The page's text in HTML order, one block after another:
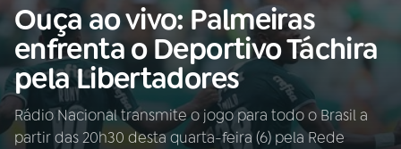
Buscar
na
Rádio
Nacional
Buscar
AO VIVO
Ouça ao vivo: Palmeiras
enfrenta o Deportivo Táchira
pela Libertadores
Rádio Nacional transmite o jogo para todo o Brasil a
partir das 20h30 desta quarta-feira (6) pela Rede